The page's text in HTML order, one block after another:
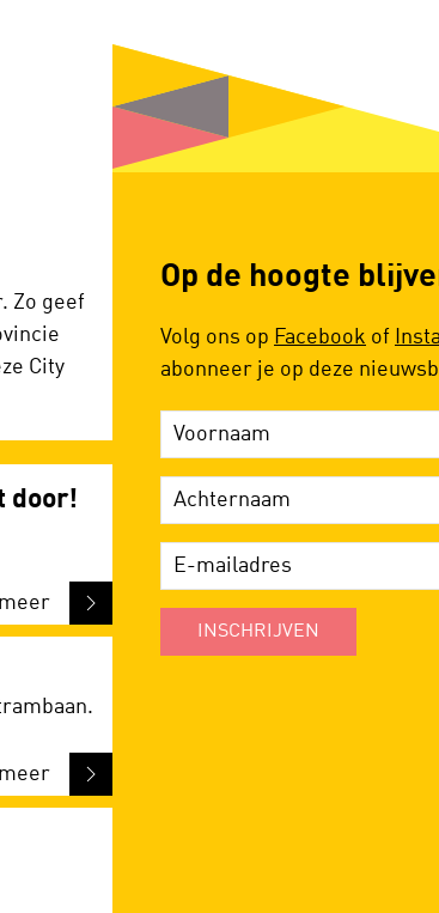
Zo geef
City
door!
meer
Op de hoogte
Volg ons op Facebook of
abonneer je op deze
INSCHRIJVEN